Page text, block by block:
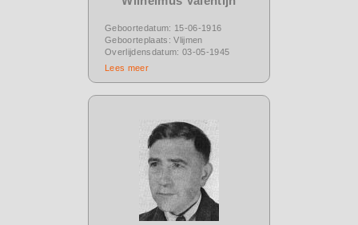
Geboortedatum: 15-06-1916
Geboorteplaats: Vlijmen
Overlijdensdatum: 03-05-1945
Lees meer